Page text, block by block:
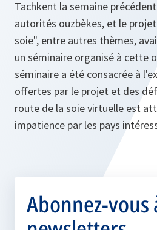
Tachkent la semaine
autorités ouzbèkes, et le
soie", entre autres thèmes,
un séminaire organisé à cette
séminaire a été consacrée à
offertes par le projet et des
route de la soie virtuelle est
impatience par les pays
Abonnez-vous